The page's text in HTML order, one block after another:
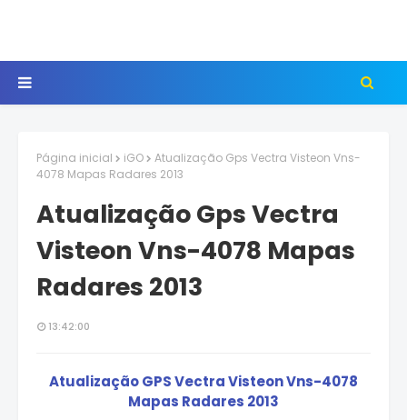
Página inicial iGO
Atualização Gps Vectra Visteon Vns-
4078 Mapas Radares 2013
Atualização Gps Vectra
Visteon Vns-4078 Mapas
Radares 2013
13:42:00
Atualização GPS Vectra Visteon Vns-4078
Mapas Radares 2013